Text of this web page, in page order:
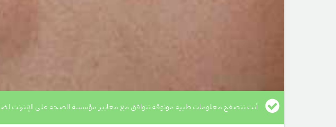
أنت تتصفح معلومات طبية موثوقة تتوافق مع معايير مؤسسة الصحة على الإنترنت